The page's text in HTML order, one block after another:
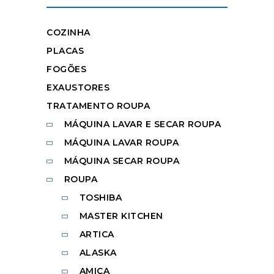
COZINHA
PLACAS
FOGÕES
EXAUSTORES
TRATAMENTO ROUPA
MÁQUINA LAVAR E SECAR ROUPA
MÁQUINA LAVAR ROUPA
MÁQUINA SECAR ROUPA
ROUPA
TOSHIBA
MASTER KITCHEN
ARTICA
ALASKA
AMICA